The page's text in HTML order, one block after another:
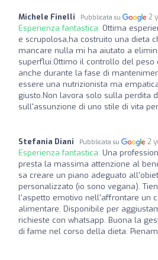
Michele Finelli Pubblicata su 2
Esperienza fantastica: Ottima
e scrupolosa,ha costruito una dieta
mancare nulla mi ha aiutato a
superflui.Ottimo il controllo del peso
anche durante la fase di
essere una nutrizionista ma
giusto.Non lavora solo sulla perdita
sull'assunzione di uno stile di vita
Stefania Diani Pubblicata su 2
Esperienza fantastica: Una
presta la massima attenzione al
sa creare un piano adeguato
personalizzato (io sono vegana).
l'aspetto emotivo nell'affrontare un
alimentare. Disponibile per
richieste con whatsapp. Buona la
di fame nel corso della dieta.